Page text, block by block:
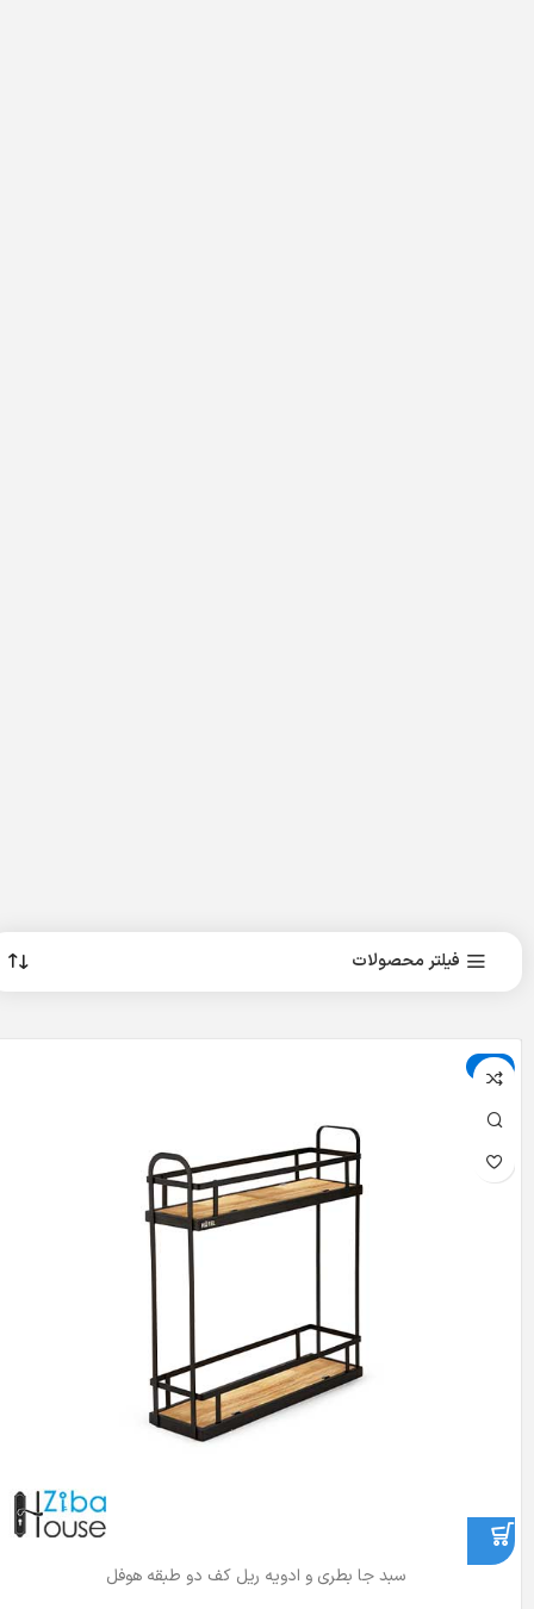
فیلتر محصولات
حراج
سبد جا بطری و ادویه ریل کف دو طبقه هوفل